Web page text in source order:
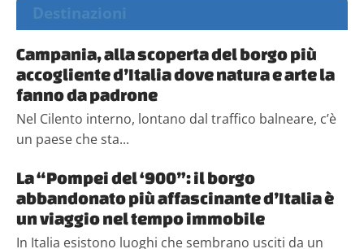
Destinazioni
Campania, alla scoperta del borgo più
accogliente d’Italia dove natura e arte la
fanno da padrone
Nel Cilento interno, lontano dal traffico balneare, c’è
un paese che sta...
La “Pompei del ‘900”: il borgo
abbandonato più affascinante d’Italia è
un viaggio nel tempo immobile
In Italia esistono luoghi che sembrano usciti da un